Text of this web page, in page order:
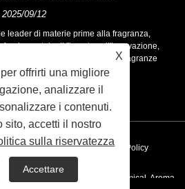
2025/09/12
leader di materie prime alla fragranza,
di "basata sull'innovazione,
costantemente soluzioni di fragranze
clienti in tutto il mondo.
RSS XML Privacy Policy
Co., Ltd - China Aroma Chemical, Aroma
X
offrirti una migliore
analizzare il
i contenuti.
sito, accetti il ​​nostro
sulla riservatezza
Accettare